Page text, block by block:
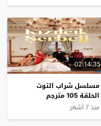
02:14:35
مسلسل شراب التوت
الحلقة 105 مترجم
منذ 7 أشهر